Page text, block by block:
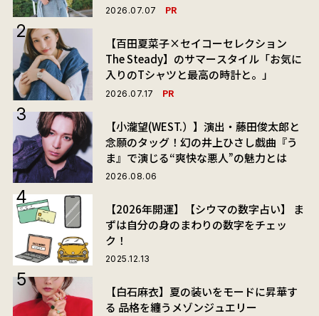
2026.07.07 PR
【百田夏菜子×セイコーセレクション
The Steady】のサマースタイル「お気に
入りのTシャツと最高の時計と。」
2026.07.17 PR
【小瀧望(WEST.）】演出・藤田俊太郎と
念願のタッグ！幻の井上ひさし戯曲『う
ま』で演じる“爽快な悪人”の魅力とは
2026.08.06
【2026年開運】【シウマの数字占い】 ま
ずは自分の身のまわりの数字をチェッ
ク！
2025.12.13
【白石麻衣】夏の装いをモードに昇華す
る 品格を纏うメゾンジュエリー